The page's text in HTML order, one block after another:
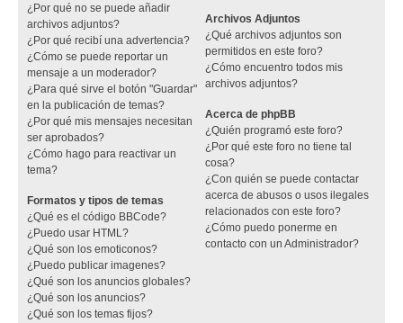
¿Por qué no se puede añadir
archivos adjuntos?
¿Por qué recibí una advertencia?
¿Cómo se puede reportar un
mensaje a un moderador?
¿Para qué sirve el botón "Guardar"
en la publicación de temas?
¿Por qué mis mensajes necesitan
ser aprobados?
¿Cómo hago para reactivar un
tema?
Formatos y tipos de temas
¿Qué es el código BBCode?
¿Puedo usar HTML?
¿Qué son los emoticonos?
¿Puedo publicar imagenes?
¿Qué son los anuncios globales?
¿Qué son los anuncios?
¿Qué son los temas fijos?
Archivos Adjuntos
¿Qué archivos adjuntos son
permitidos en este foro?
¿Cómo encuentro todos mis
archivos adjuntos?
Acerca de phpBB
¿Quién programó este foro?
¿Por qué este foro no tiene tal
cosa?
¿Con quién se puede contactar
acerca de abusos o usos ilegales
relacionados con este foro?
¿Cómo puedo ponerme en
contacto con un Administrador?